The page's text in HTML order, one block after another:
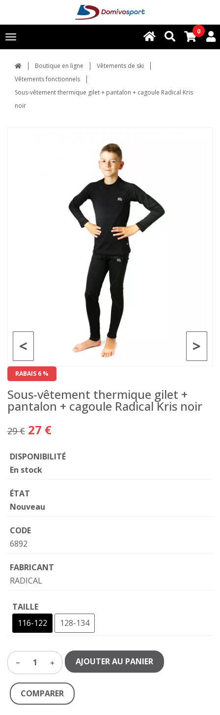
Toggle
navigation
0
Boutique en ligne
Vêtements de ski
Vêtements fonctionnels
Sous-vêtement thermique gilet + pantalon + cagoule Radical Kris
noir
>
<
RABAIS 6 %
Sous-vêtement thermique gilet +
pantalon + cagoule Radical Kris noir
29 € 27 €
DISPONIBILITÉ
En stock
ÉTAT
Nouveau
CODE
6892
FABRICANT
RADICAL
TAILLE
116-122
128-134
1 AJOUTER AU PANIER
COMPARER